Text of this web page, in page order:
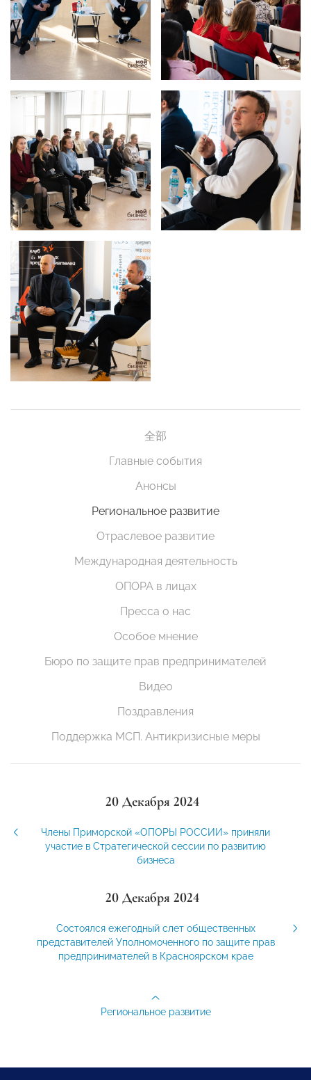
全部
Главные события
Анонсы
Региональное развитие
Отраслевое развитие
Международная деятельность
ОПОРА в лицах
Пресса о нас
Особое мнение
Бюро по защите прав предпринимателей
Видео
Поздравления
Поддержка МСП. Антикризисные меры
20 Декабря 2024
Члены Приморской «ОПОРЫ РОССИИ» приняли
участие в Стратегической сессии по развитию
бизнеса
20 Декабря 2024
Состоялся ежегодный слет общественных
представителей Уполномоченного по защите прав
предпринимателей в Красноярском крае
Региональное развитие